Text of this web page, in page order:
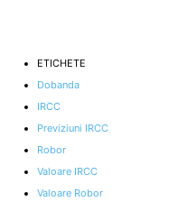
ETICHETE
Dobanda
IRCC
Previziuni IRCC
Robor
Valoare IRCC
Valoare Robor